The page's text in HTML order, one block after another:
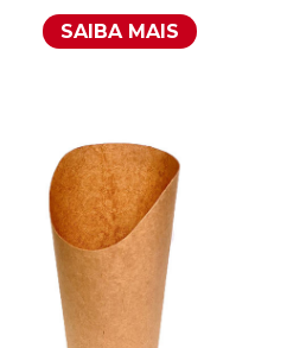
SAIBA MAIS